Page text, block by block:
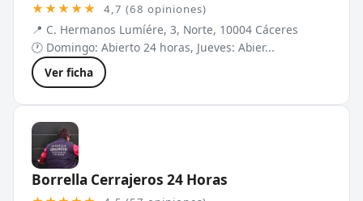
★★★★★ 4,7 (68 opiniones)
📍 C. Hermanos Lumíére, 3, Norte, 10004 Cáceres
🕐 Domingo: Abierto 24 horas, Jueves: Abier...
Ver ficha
Borrella Cerrajeros 24 Horas